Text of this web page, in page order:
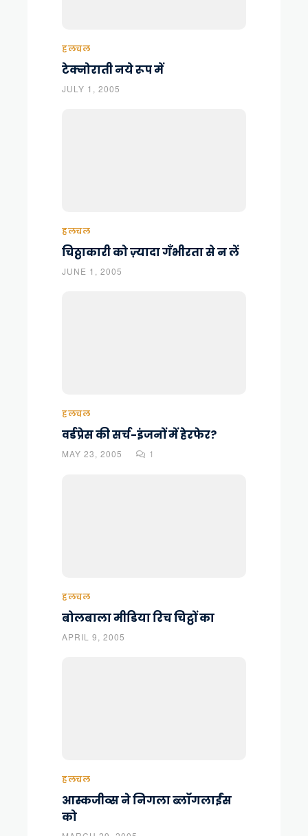
हलचल
टेक्नोराती नये रूप में
JULY 1, 2005
हलचल
चिठ्ठाकारी को ज़्यादा गँभीरता से न लें
JUNE 1, 2005
हलचल
वर्डप्रेस की सर्च-इंजनों में हेरफेर?
MAY 23, 2005 1
हलचल
बोलबाला मीडिया रिच चिट्ठों का
APRIL 9, 2005
हलचल
आस्कजीव्स ने निगला ब्लॉगलाईंस
को